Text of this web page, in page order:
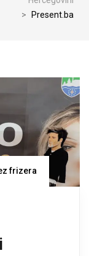
>
Present.ba
frizera